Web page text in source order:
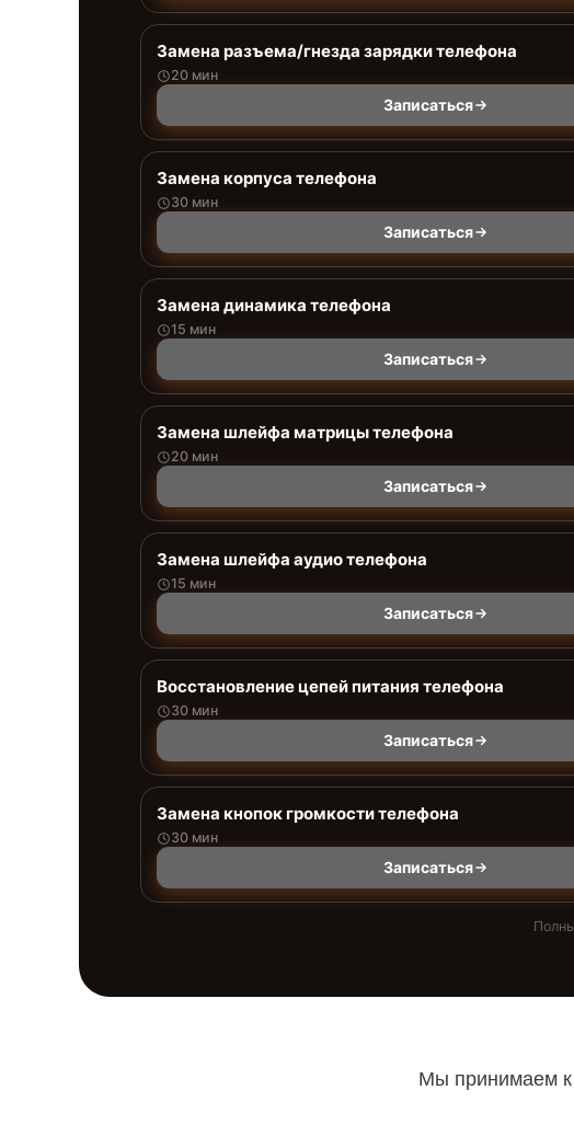
Замена разъема/гнезда зарядки телефона
20 мин
Записаться
Замена корпуса телефона
30 мин
Записаться
Замена динамика телефона
15 мин
Записаться
Замена шлейфа матрицы телефона
20 мин
Записаться
Замена шлейфа аудио телефона
15 мин
Записаться
Восстановление цепей питания телефона
30 мин
Записаться
Замена кнопок громкости телефона
30 мин
Записаться
Мы принимаем к